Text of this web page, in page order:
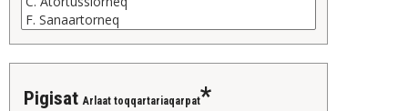
pigisat Arlaat toqqartariaqarpat